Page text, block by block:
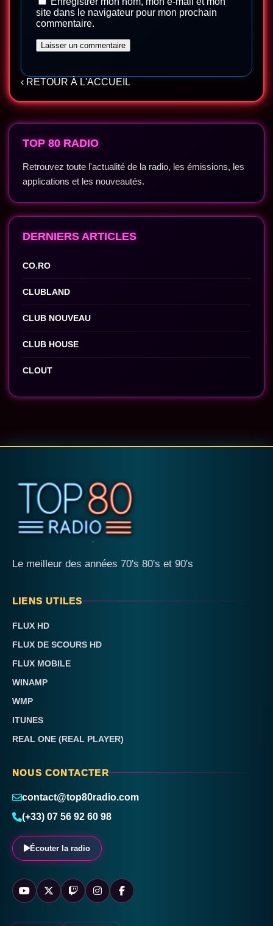
site dans le navigateur pour mon prochain
commentaire.
‹ RETOUR À L'ACCUEIL
TOP 80 RADIO
Retrouvez toute l'actualité de la radio, les émissions, les
applications et les nouveautés.
DERNIERS ARTICLES
CO.RO
CLUBLAND
CLUB NOUVEAU
CLUB HOUSE
CLOUT
Le meilleur des années 70's 80's et 90's
LIENS UTILES
FLUX HD
FLUX DE SCOURS HD
FLUX MOBILE
WINAMP
WMP
ITUNES
REAL ONE (REAL PLAYER)
NOUS CONTACTER
contact@top80radio.com
(+33) 07 56 92 60 98
Écouter la radio